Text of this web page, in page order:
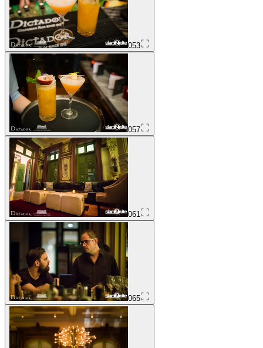
053
057
061
065